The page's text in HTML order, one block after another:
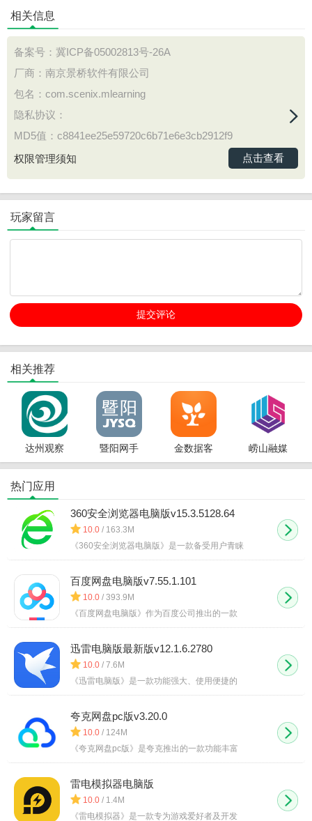
相关信息
备案号： 冀ICP备05002813号-26A
厂商：南京景桥软件有限公司
包名：com.scenix.mlearning
隐私协议：
MD5值：c8841ee25e59720c6b71e6e3cb2912f9
权限管理须知
点击查看
玩家留言
相关推荐
达州观察
客户端
暨阳网手
机客户端
金数据客
户端平台
崂山融媒
客户端
热门应用
360安全浏览器电脑版v15.3.5128.64
10.0 / 163.3M
《360安全浏览器电脑版》是一款备受用户青睐
百度网盘电脑版v7.55.1.101
10.0 / 393.9M
《百度网盘电脑版》作为百度公司推出的一款
迅雷电脑版最新版v12.1.6.2780
10.0 / 7.6M
《迅雷电脑版》是一款功能强大、使用便捷的
夸克网盘pc版v3.20.0
10.0 / 124M
《夸克网盘pc版》是夸克推出的一款功能丰富
雷电模拟器电脑版
10.0 / 1.4M
《雷电模拟器》是一款专为游戏爱好者及开发